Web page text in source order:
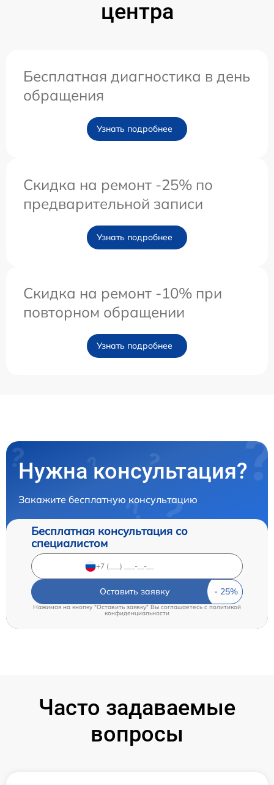
центра
Бесплатная диагностика в день
обращения
Узнать подробнее
Скидка на ремонт -25% по
предварительной записи
Узнать подробнее
Скидка на ремонт -10% при
повторном обращении
Узнать подробнее
Нужна консультация?
Закажите бесплатную консультацию
Бесплатная консультация со
специалистом
Оставить заявку
Нажимая на кнопку "Оставить заявку" Вы соглашаетесь cполитикой
конфиденциальности
Часто задаваемые
вопросы